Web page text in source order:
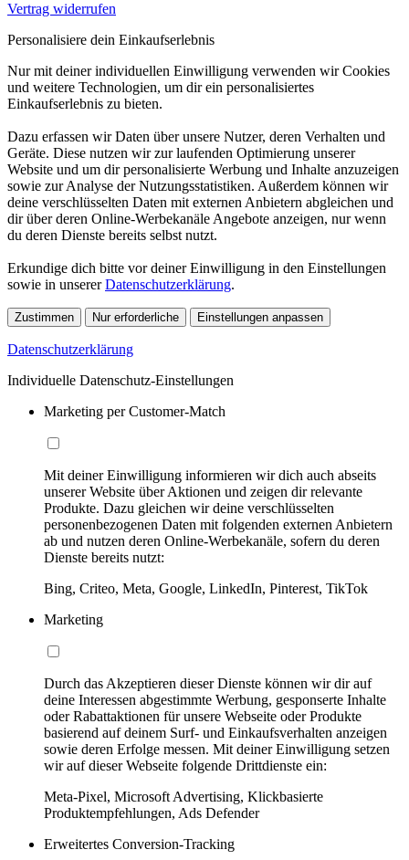
Vertrag widerrufen
Personalisiere dein Einkaufserlebnis
Nur mit deiner individuellen Einwilligung verwenden wir Cookies
und weitere Technologien, um dir ein personalisiertes
Einkaufserlebnis zu bieten.
Dazu erfassen wir Daten über unsere Nutzer, deren Verhalten und
Geräte. Diese nutzen wir zur laufenden Optimierung unserer
Website und um dir personalisierte Werbung und Inhalte anzuzeigen
sowie zur Analyse der Nutzungsstatistiken. Außerdem können wir
deine verschlüsselten Daten mit externen Anbietern abgleichen und
dir über deren Online-Werbekanäle Angebote anzeigen, nur wenn
du deren Dienste bereits selbst nutzt.
Erkundige dich bitte vor deiner Einwilligung in den Einstellungen
sowie in unsererDatenschutzerklärung.
Zustimmen Nur erforderliche Einstellungen anpassen
Datenschutzerklärung
Individuelle Datenschutz-Einstellungen
Marketing per Customer-Match
Mit deiner Einwilligung informieren wir dich auch abseits
unserer Website über Aktionen und zeigen dir relevante
Produkte. Dazu gleichen wir deine verschlüsselten
personenbezogenen Daten mit folgenden externen Anbietern
ab und nutzen deren Online-Werbekanäle, sofern du deren
Dienste bereits nutzt:
Bing, Criteo, Meta, Google, LinkedIn, Pinterest, TikTok
Marketing
Durch das Akzeptieren dieser Dienste können wir dir auf
deine Interessen abgestimmte Werbung, gesponserte Inhalte
oder Rabattaktionen für unsere Webseite oder Produkte
basierend auf deinem Surf- und Einkaufsverhalten anzeigen
sowie deren Erfolge messen. Mit deiner Einwilligung setzen
wir auf dieser Webseite folgende Drittdienste ein:
Meta-Pixel, Microsoft Advertising, Klickbasierte
Produktempfehlungen, Ads Defender
Erweitertes Conversion-Tracking